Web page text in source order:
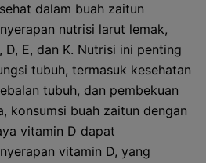
dalam buah zaitun
nutrisi larut lemak,
E, dan K. Nutrisi ini penting
tubuh, termasuk kesehatan
tubuh, dan pembekuan
konsumsi buah zaitun dengan
vitamin D dapat
vitamin D, yang